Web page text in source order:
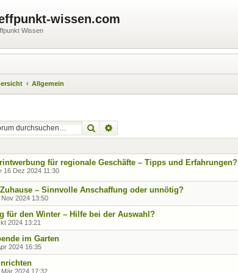
wissen.com
Wissen
Allgemein
Suche
für regionale Geschäfte – Tipps und Erfahrungen?
16 Dez 2024 11:30
Zuhause – Sinnvolle Anschaffung oder unnötig?
Nov 2024 13:50
für den Winter – Hilfe bei der Auswahl?
2024 13:21
im Garten
2024 16:35
Mär 2024 17:32